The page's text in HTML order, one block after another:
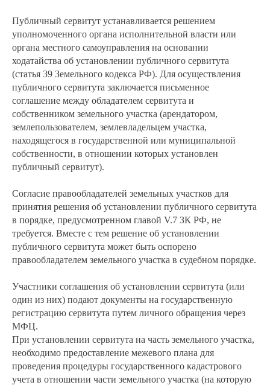
Публичный сервитут устанавливается решением
уполномоченного органа исполнительной власти или
органа местного самоуправления на основании
ходатайства об установлении публичного сервитута
(статья 39 Земельного кодекса РФ). Для осуществления
публичного сервитута заключается письменное
соглашение между обладателем сервитута и
собственником земельного участка (арендатором,
землепользователем, землевладельцем участка,
находящегося в государственной или муниципальной
собственности, в отношении которых установлен
публичный сервитут).
Согласие правообладателей земельных участков для
принятия решения об установлении публичного сервитута
в порядке, предусмотренном главой V.7 ЗК РФ, не
требуется. Вместе с тем решение об установлении
публичного сервитута может быть оспорено
правообладателем земельного участка в судебном порядке.
Участники соглашения об установлении сервитута (или
один из них) подают документы на государственную
регистрацию сервитута путем личного обращения через
МФЦ.
При установлении сервитута на часть земельного участка,
необходимо предоставление межевого плана для
проведения процедуры государственного кадастрового
учета в отношении части земельного участка (на которую